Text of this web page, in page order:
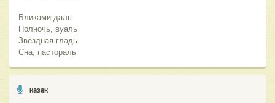
Бликами даль
Полночь, вуаль
Звёздная гладь
Сна, пастораль
казак